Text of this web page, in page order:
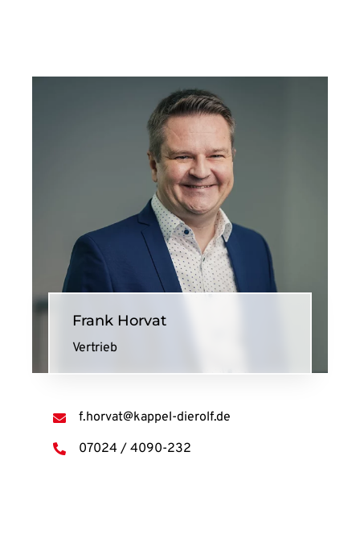
Frank Horvat
Vertrieb
f.horvat@kappel-dierolf.de
07024 / 4090-232